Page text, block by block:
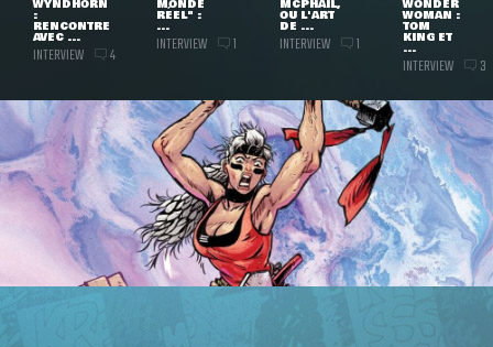
WYNDHORN
:
RENCONTRE
AVEC ...
INTERVIEW 4
MONDE
RÉEL" :
...
INTERVIEW 1
MCPHAIL,
OU L'ART
DE ...
INTERVIEW 1
WONDER
WOMAN :
TOM
KING ET
...
INTERVIEW 3